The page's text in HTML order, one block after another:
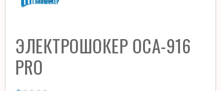
ЭЛЕКТРОШОКЕР ОСА-916
PRO